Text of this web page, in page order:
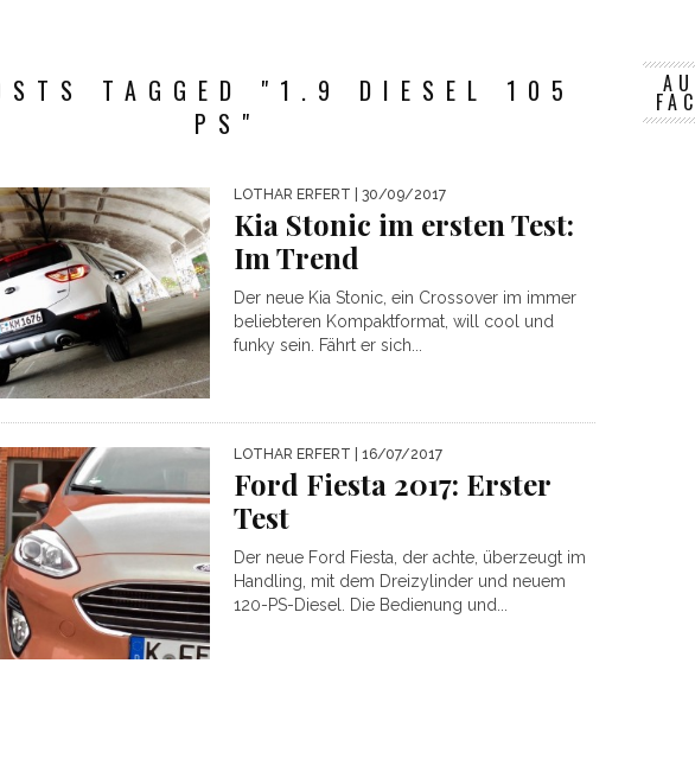
TAGGED "1.9 DIESEL 105
PS"
LOTHAR ERFERT | 30/09/2017
Kia Stonic im ersten Test:
Im Trend
Der neue Kia Stonic, ein Crossover im immer
beliebteren Kompaktformat, will cool und
funky sein. Fährt er sich...
LOTHAR ERFERT | 16/07/2017
Ford Fiesta 2017: Erster
Test
Der neue Ford Fiesta, der achte, überzeugt im
Handling, mit dem Dreizylinder und neuem
120-PS-Diesel. Die Bedienung und...